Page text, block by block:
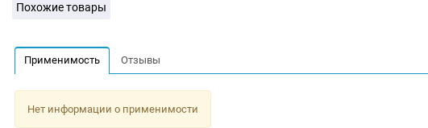
Похожие товары
Применимость Отзывы
Нет информации о применимости